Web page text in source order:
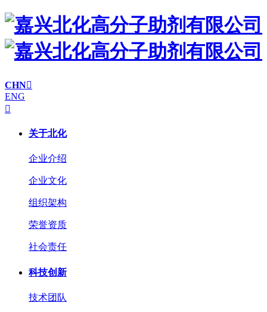
CHN
ENG

关于北化
企业介绍
企业文化
组织架构
荣誉资质
社会责任
科技创新
技术团队